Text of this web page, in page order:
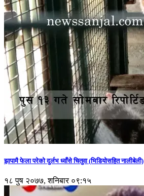
झापामै फेला परेको दुर्लभ ध्वाँसे चितुवा (भिडियोसहित नालीबेली)
१८ पुष २०७७, शनिबार ०९:१५